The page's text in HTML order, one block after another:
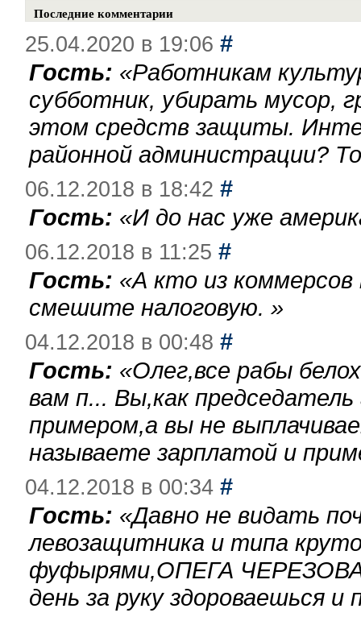
Последние комментарии
25.04.2020 в 19:06 #
Гость: «Работникам
субботник, убирать мусор,
этом средств защиты.
районной администрации?
06.12.2018 в 18:42 #
Гость: «И до нас уже
06.12.2018 в 11:25 #
Гость: «А кто из
смешите налоговую. »
04.12.2018 в 00:48 #
Гость: «Олег,все рабы
вам п... Вы,как
примером,а вы не
называете зарплатой и
04.12.2018 в 00:34 #
Гость: «Давно не видать
левозащитника и типа
фуфырями,ОПЕГА
день за руку здороваешься